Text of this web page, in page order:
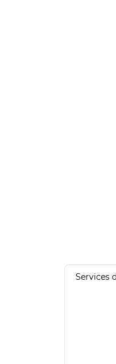
Services